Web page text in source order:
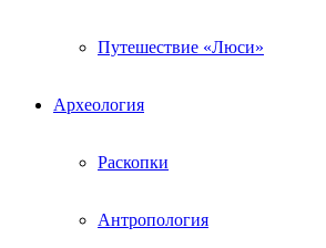
Путешествие «Люси»
Археология
Раскопки
Антропология